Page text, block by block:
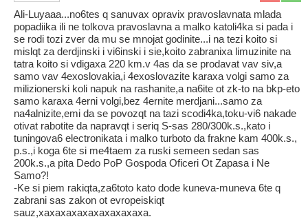
Ali-Luyaaa...no6tes q sanuvax opravix pravoslavnata mlada
popadiika ili ne tolkova pravoslavna a malko katoli4ka si pada i
se rodi tozi zver da mu se mnojat godinite...i na tezi koito si
mislqt za derdjinski i vi6inski i sie,koito zabranixa limuzinite na
tatra koito si vdigaxa 220 km.v 4as da se prodavat vav siv,a
samo vav 4exoslovakia,i 4exoslovazite karaxa volgi samo za
milizionerski koli napuk na rashanite,a na6ite ot zk-to na bkp-eto
samo karaxa 4erni volgi,bez 4ernite merdjani...samo za
na4alnizite,emi da se povozqt na tazi scodi4ka,toku-vi6 nakade
otivat rabotite da napravqt i seriq S-sas 280/300k.s.,kato i
tuningova6 electronikata i malko turboto da frakne kam 400k.s.,
p.s.,i koga 6te si me4taem za ruski semeen sedan sas
200k.s.,a pita Dedo PoP Gospoda Oficeri Ot Zapasa i Ne
Samo?!
-Ke si piem rakiqta,za6toto kato dode kuneva-muneva 6te q
zabrani sas zakon ot evropeiskiqt
sauz,xaxaxaxaxaxaxaxaxaxa.